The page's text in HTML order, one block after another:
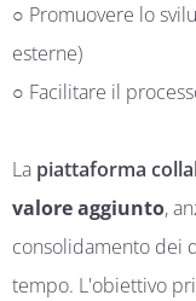
○ Promuovere lo
esterne)
○ Facilitare il
La piattaforma
valore aggiunto,
consolidamento dei
tempo. L'obiettivo